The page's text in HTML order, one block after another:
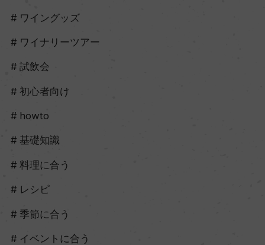
ワイングッズ
ワイナリーツアー
試飲会
初心者向け
howto
基礎知識
料理に合う
レシピ
季節に合う
イベントに合う